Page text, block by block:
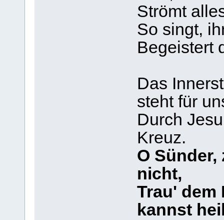
Strömt
So singt,
Begeistert
Das
steht für
Durch
Kreuz.
O
nicht,
Trau' dem
kannst